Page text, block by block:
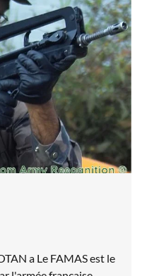
a Le FAMAS est le